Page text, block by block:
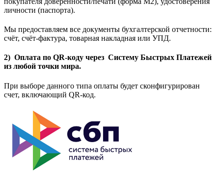
личности (паспорта).
Мы предоставляем все документы бухгалтерской отчетности:
счёт, счёт-фактура, товарная накладная или УПД.
2) Оплата по QR-коду через Систему Быстрых Платежей
из любой точки мира.
При выборе данного типа оплаты будет сконфигурирован
счет, включающий QR-код.